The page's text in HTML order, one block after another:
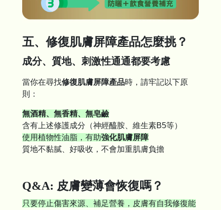
五、修復肌膚屏障產品怎麼挑？
成分、質地、刺激性通通都要考慮
當你在尋找修復肌膚屏障產品時，請牢記以下原
則：
無酒精、無香精、無皂鹼
含有上述修護成分（神經醯胺、維生素B5等）
使用植物性油脂，有助強化肌膚屏障
質地不黏膩、好吸收，不會加重肌膚負擔
Q&A: 皮膚變薄會恢復嗎？
只要停止傷害來源、補足營養，皮膚有自我修復能